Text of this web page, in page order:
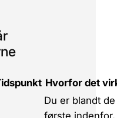
Hvorfor det
Du er blandt de